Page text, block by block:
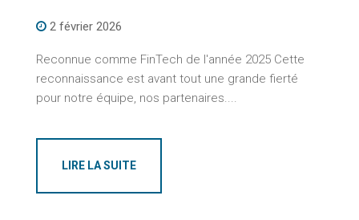
2 février 2026
Reconnue comme FinTech de l'année 2025 Cette
reconnaissance est avant tout une grande fierté
pour notre équipe, nos partenaires....
LIRE LA SUITE